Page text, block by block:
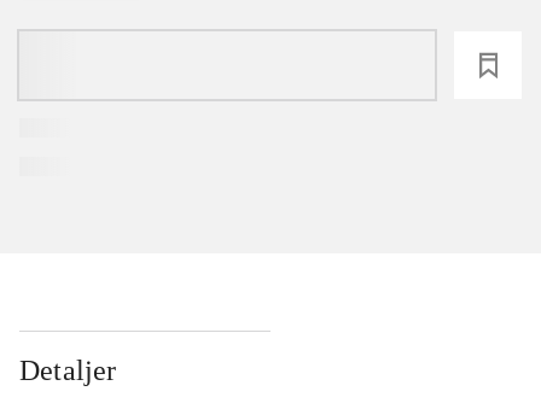
Detaljer